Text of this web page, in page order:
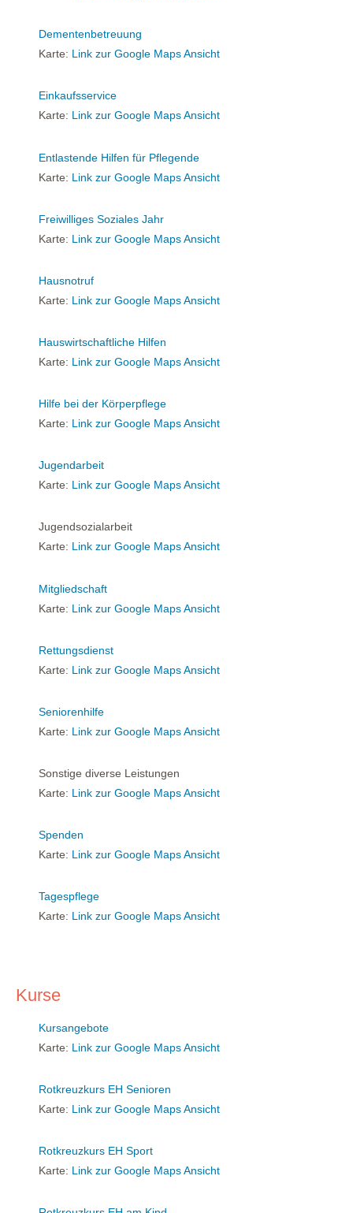
Dementenbetreuung
Karte: Link zur Google Maps Ansicht
Einkaufsservice
Karte: Link zur Google Maps Ansicht
Entlastende Hilfen für Pflegende
Karte: Link zur Google Maps Ansicht
Freiwilliges Soziales Jahr
Karte: Link zur Google Maps Ansicht
Hausnotruf
Karte: Link zur Google Maps Ansicht
Hauswirtschaftliche Hilfen
Karte: Link zur Google Maps Ansicht
Hilfe bei der Körperpflege
Karte: Link zur Google Maps Ansicht
Jugendarbeit
Karte: Link zur Google Maps Ansicht
Jugendsozialarbeit
Karte: Link zur Google Maps Ansicht
Mitgliedschaft
Karte: Link zur Google Maps Ansicht
Rettungsdienst
Karte: Link zur Google Maps Ansicht
Seniorenhilfe
Karte: Link zur Google Maps Ansicht
Sonstige diverse Leistungen
Karte: Link zur Google Maps Ansicht
Spenden
Karte: Link zur Google Maps Ansicht
Tagespflege
Karte: Link zur Google Maps Ansicht
Kurse
Kursangebote
Karte: Link zur Google Maps Ansicht
Rotkreuzkurs EH Senioren
Karte: Link zur Google Maps Ansicht
Rotkreuzkurs EH Sport
Karte: Link zur Google Maps Ansicht